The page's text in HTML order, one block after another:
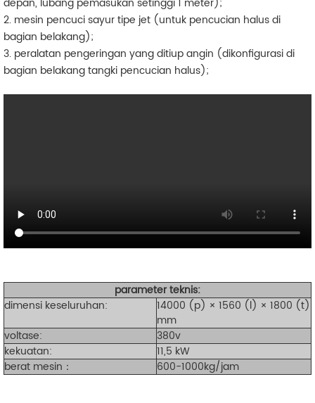
2. mesin pencuci sayur tipe jet (untuk pencucian halus di
bagian belakang);
3. peralatan pengeringan yang ditiup angin (dikonfigurasi di
bagian belakang tangki pencucian halus);
parameter teknis:
dimensi keseluruhan:
14000 (p) × 1560 (l) × 1800 (t)
mm
voltase:
380v
kekuatan:
11,5 kW
berat mesin：
600-1000kg/jam